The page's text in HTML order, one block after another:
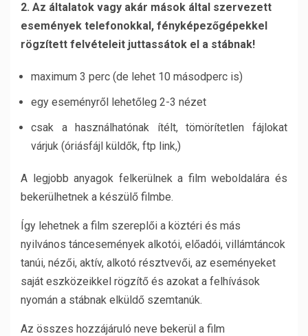
2. Az általatok vagy akár mások által szervezett
események telefonokkal, fényképezőgépekkel
rögzített felvételeit juttassátok el a stábnak!
maximum 3 perc (de lehet 10 másodperc is)
egy eseményről lehetőleg 2-3 nézet
csak a használhatónak ítélt, tömörítetlen fájlokat
várjuk (óriásfájl küldők, ftp link,)
A legjobb anyagok felkerülnek a film weboldalára és
bekerülhetnek a készülő filmbe.
Így lehetnek a film szereplői a köztéri és más
nyilvános táncesemények alkotói, előadói, villámtáncok
tanúi, nézői, aktív, alkotó résztvevői, az eseményeket
saját eszközeikkel rögzítő és azokat a felhívások
nyomán a stábnak elküldő szemtanúk.
Az összes hozzájáruló neve bekerül a film